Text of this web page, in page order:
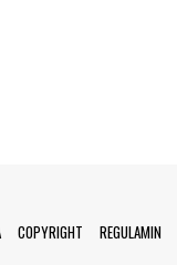
COPYRIGHT REGULAMIN